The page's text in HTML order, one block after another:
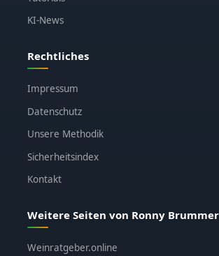
KI-News
Rechtliches
Impressum
Datenschutz
Unsere Methodik
Sicherheitsindex
Kontakt
Weitere Seiten von Ronny Brummer
Weinratgeber.online